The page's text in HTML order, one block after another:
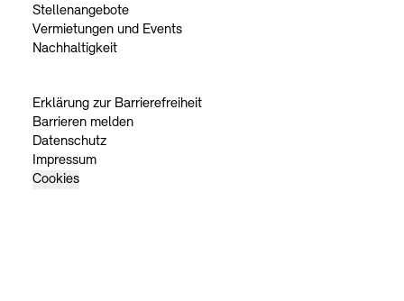
Stellenangebote
Vermietungen und Events
Nachhaltigkeit
Erklärung zur Barrierefreiheit
Barrieren melden
Datenschutz
Impressum
Cookies